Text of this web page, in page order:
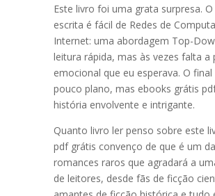
Este livro foi uma grata surpresa.
escrita é fácil de Redes de
Internet: uma abordagem Top-
leitura rápida, mas às vezes falta a
emocional que eu esperava. O
pouco plano, mas ebooks grátis
história envolvente e intrigante.
Quanto livro ler penso sobre este
pdf grátis convenço de que é um
romances raros que agradará a
de leitores, desde fãs de ficção